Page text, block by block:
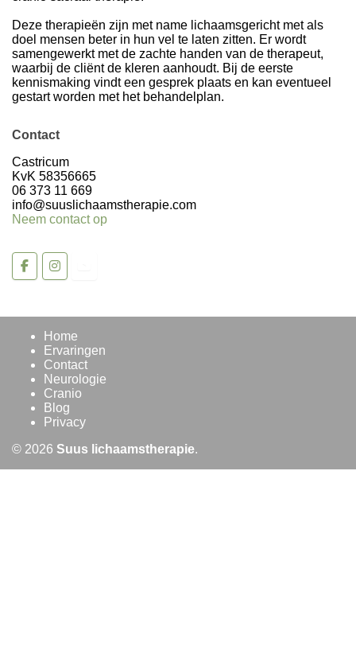
Deze therapieën zijn met name lichaamsgericht met als
doel mensen beter in hun vel te laten zitten. Er wordt
samengewerkt met de zachte handen van de therapeut,
waarbij de cliënt de kleren aanhoudt. Bij de eerste
kennismaking vindt een gesprek plaats en kan eventueel
gestart worden met het behandelplan.
Contact
Castricum
KvK 58356665
06 373 11 669
info@suuslichaamstherapie.com
Neem contact op
Home
Ervaringen
Contact
Neurologie
Cranio
Blog
Privacy
© 2026 Suus lichaamstherapie.